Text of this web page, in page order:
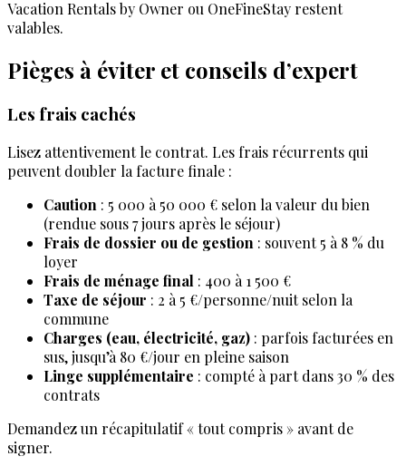
Vacation Rentals by Owner ou OneFineStay restent
valables.
Pièges à éviter et conseils d’expert
Les frais cachés
Lisez attentivement le contrat. Les frais récurrents qui
peuvent doubler la facture finale :
Caution : 5 000 à 50 000 € selon la valeur du bien
(rendue sous 7 jours après le séjour)
Frais de dossier ou de gestion : souvent 5 à 8 % du
loyer
Frais de ménage final : 400 à 1 500 €
Taxe de séjour : 2 à 5 €/personne/nuit selon la
commune
Charges (eau, électricité, gaz) : parfois facturées en
sus, jusqu’à 80 €/jour en pleine saison
Linge supplémentaire : compté à part dans 30 % des
contrats
Demandez un récapitulatif « tout compris » avant de
signer.